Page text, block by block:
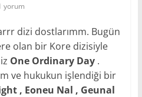
yorum
dizi dostlarımm. Bugün
olan bir Kore dizisiyle
One Ordinary Day .
ve hukukun işlendiği bir
, Eoneu Nal , Geunal